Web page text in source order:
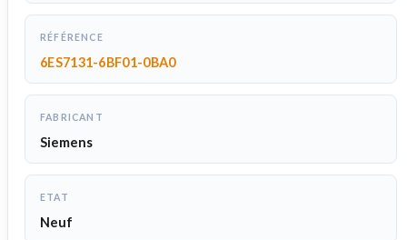
RÉFÉRENCE
6ES7131-6BF01-0BA0
FABRICANT
Siemens
ETAT
Neuf